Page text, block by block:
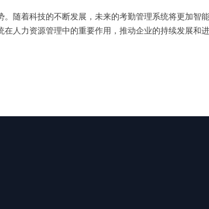
随着科技的不断发展，未来的考勤管理系统将更加智
人力资源管理中的重要作用，推动企业的持续发展和进